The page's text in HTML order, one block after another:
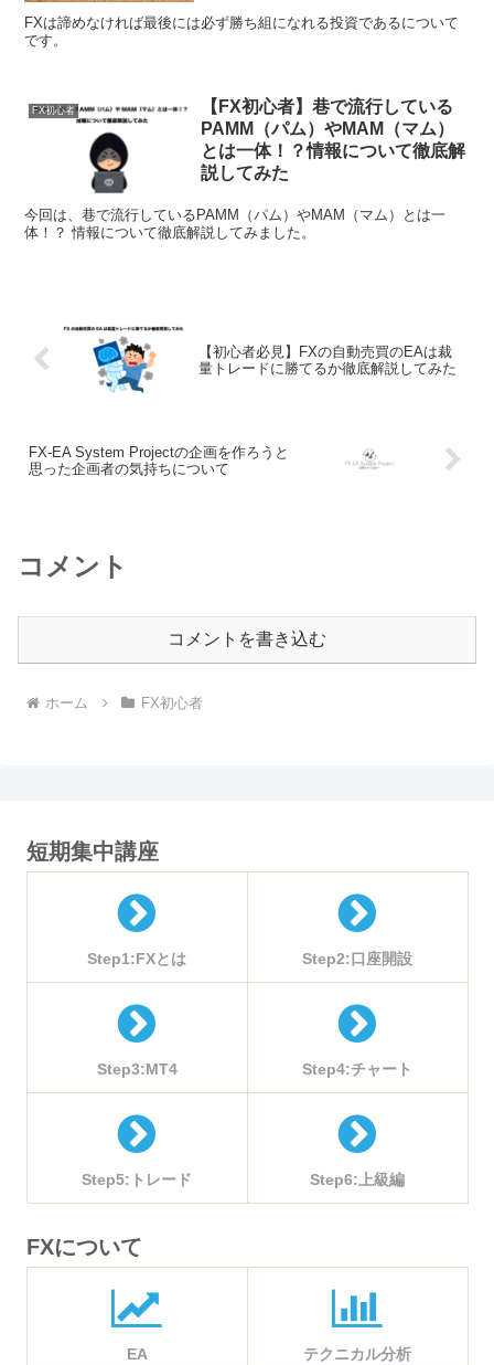
FXは諦めなければ最後には必ず勝ち組になれる投資であるについて
です。
FX初心者
【FX初心者】巷で流行している
PAMM（パム）やMAM（マム）
とは一体！？情報について徹底解
説してみた
今回は、巷で流行しているPAMM（パム）やMAM（マム）とは一
体！？ 情報について徹底解説してみました。
【初心者必見】FXの自動売買のEAは裁
量トレードに勝てるか徹底解説してみた
FX-EA System Projectの企画を作ろうと
思った企画者の気持ちについて
コメント
コメントを書き込む
ホーム FX初心者
短期集中講座
Step1:FXとは Step2:口座開設
Step3:MT4 Step4:チャート
Step5:トレード Step6:上級編
FXについて
EA テクニカル分析